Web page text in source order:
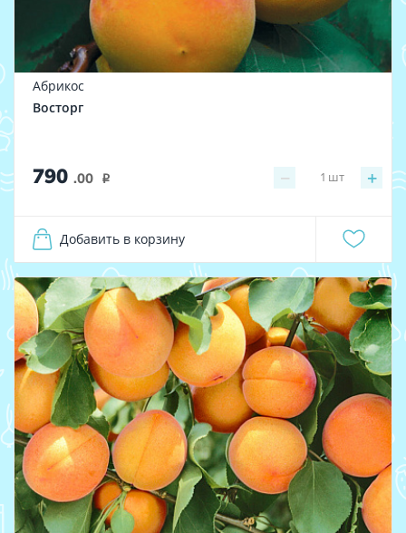
Абрикос
Восторг
790 .00 i − +
1 шт
Добавить в корзину